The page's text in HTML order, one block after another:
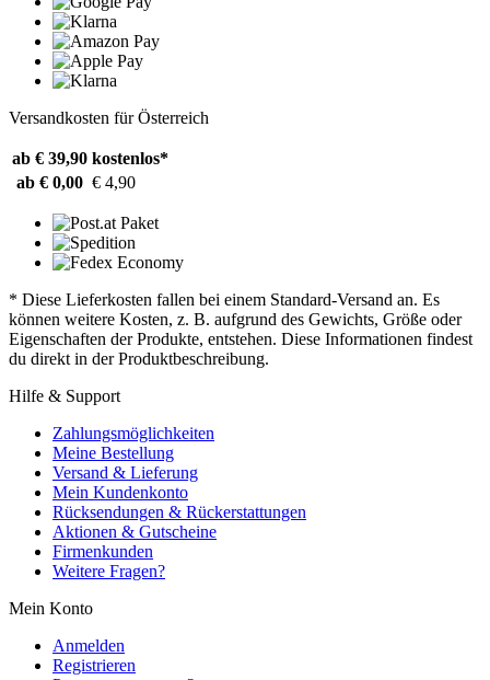
Versandkosten für Österreich
ab € 39,90 kostenlos*
ab € 0,00 € 4,90
* Diese Lieferkosten fallen bei einem Standard-Versand an. Es
können weitere Kosten, z. B. aufgrund des Gewichts, Größe oder
Eigenschaften der Produkte, entstehen. Diese Informationen findest
du direkt in der Produktbeschreibung.
Hilfe & Support
Zahlungsmöglichkeiten
Meine Bestellung
Versand & Lieferung
Mein Kundenkonto
Rücksendungen & Rückerstattungen
Aktionen & Gutscheine
Firmenkunden
Weitere Fragen?
Mein Konto
Anmelden
Registrieren